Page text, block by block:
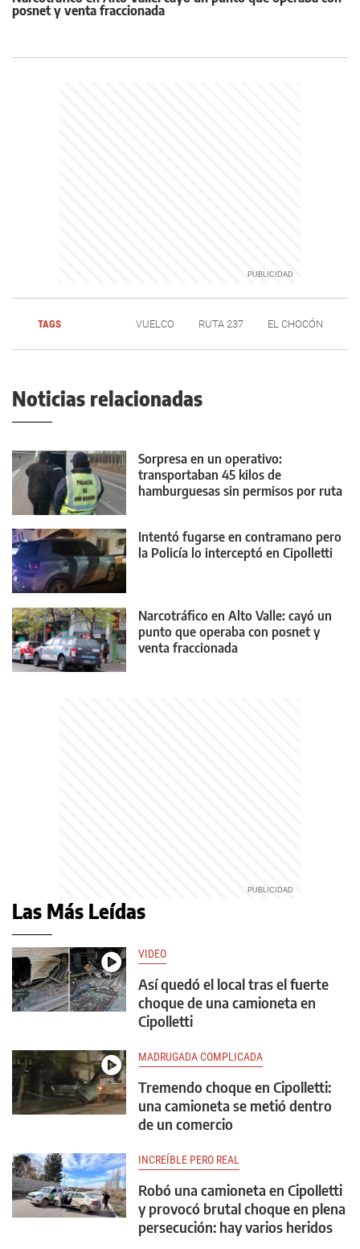
posnet y venta fraccionada
TAGS VUELCO RUTA 237 EL CHOCÓN
Noticias relacionadas
Sorpresa en un operativo:
transportaban 45 kilos de
hamburguesas sin permisos por ruta
Intentó fugarse en contramano pero
la Policía lo interceptó en Cipolletti
Narcotráfico en Alto Valle: cayó un
punto que operaba con posnet y
venta fraccionada
Las Más Leídas
VIDEO
Así quedó el local tras el fuerte
choque de una camioneta en
Cipolletti
MADRUGADA COMPLICADA
Tremendo choque en Cipolletti:
una camioneta se metió dentro
de un comercio
INCREÍBLE PERO REAL
Robó una camioneta en Cipolletti
y provocó brutal choque en plena
persecución: hay varios heridos